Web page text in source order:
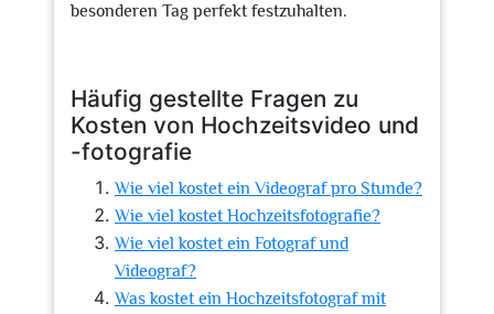
besonderen Tag perfekt festzuhalten.
Häufig gestellte Fragen zu
Kosten von Hochzeitsvideo und
-fotografie
Wie viel kostet ein Videograf pro Stunde?
Wie viel kostet Hochzeitsfotografie?
Wie viel kostet ein Fotograf und
Videograf?
Was kostet ein Hochzeitsfotograf mit